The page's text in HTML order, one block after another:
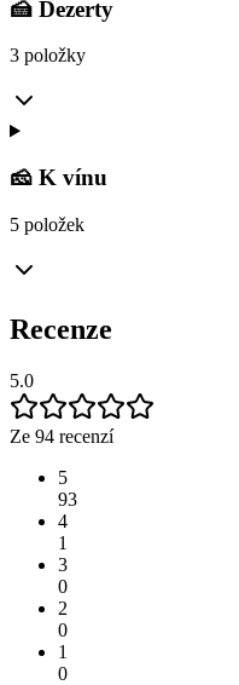
🍰 Dezerty
3 položky
🧀 K vínu
5 položek
Recenze
5.0
Ze 94 recenzí
5
93
4
1
3
0
2
0
1
0